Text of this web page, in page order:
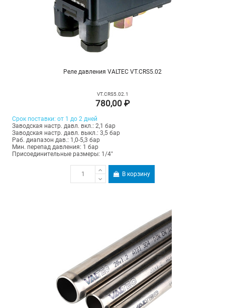
Реле давления VALTEC VT.CRS5.02
VT.CRS5.02.1
780,00 ₽
Срок поставки: от 1 до 2 дней
Заводская настр. давл. вкл.: 2,1 бар
Заводская настр. давл. выкл.: 3,5 бар
Раб. диапазон дав.: 1,0-5,3 бар
Мин. перепад давления: 1 бар
Присоединительные размеры: 1/4"
В корзину